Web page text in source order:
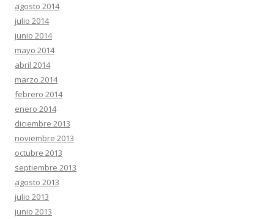
agosto 2014
julio 2014
junio 2014
mayo 2014
abril 2014
marzo 2014
febrero 2014
enero 2014
diciembre 2013
noviembre 2013
octubre 2013
septiembre 2013
agosto 2013
julio 2013
junio 2013